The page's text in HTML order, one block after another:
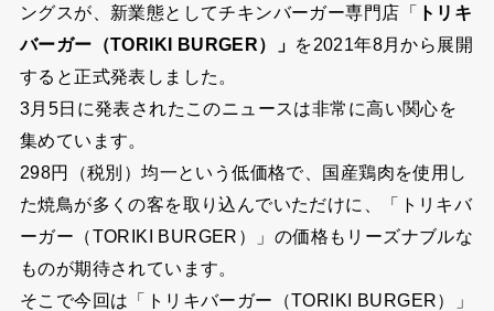
ングスが、新業態としてチキンバーガー専門店「 トリキ
バーガー（TORIKI BURGER）」 を2021年8月から展開
すると正式発表しました。
3月5日に発表されたこのニュースは非常に高い関心を
集めています。
298円（税別）均一という低価格で、国産鶏肉を使用し
た焼鳥が多くの客を取り込んでいただけに、「トリキバ
ーガー（TORIKI BURGER）」の価格もリーズナブルな
ものが期待されています。
そこで今回は「トリキバーガー（TORIKI BURGER）」